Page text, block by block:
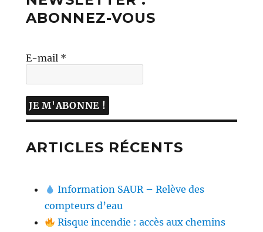
ABONNEZ-VOUS
E-mail *
ARTICLES RÉCENTS
Information SAUR – Relève des
compteurs d’eau
Risque incendie : accès aux chemins